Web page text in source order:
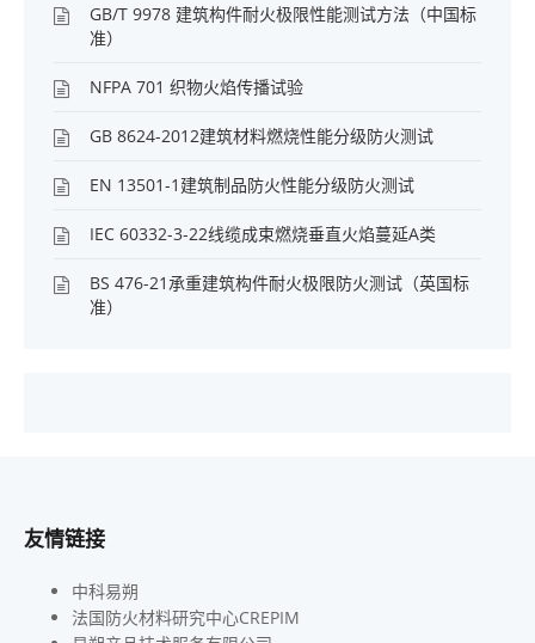
GB/T 9978 建筑构件耐火极限性能测试方法（中国标
准）
NFPA 701 织物火焰传播试验
GB 8624-2012建筑材料燃烧性能分级防火测试
EN 13501-1建筑制品防火性能分级防火测试
IEC 60332-3-22线缆成束燃烧垂直火焰蔓延A类
BS 476-21承重建筑构件耐火极限防火测试（英国标
准）
友情链接
中科易朔
法国防火材料研究中心CREPIM